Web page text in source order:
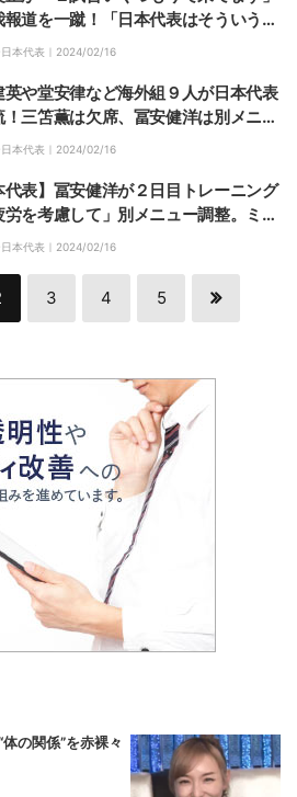
報道を一蹴！「日本代表はそういうも
過密スケジュールも意に介さず
本代表｜ 2024/02/16
英や堂安律など海外組９人が日本代表
！三笘薫は欠席、冨安健洋は別メニュ
で、ミャンマー戦のスタメンは不透明
本代表｜ 2024/02/16
代表】冨安健洋が２日目トレーニング
労を考慮して」別メニュー調整。ミャ
戦の出場は？
本代表｜ 2024/02/16
3 4 5
の関係”を赤裸々